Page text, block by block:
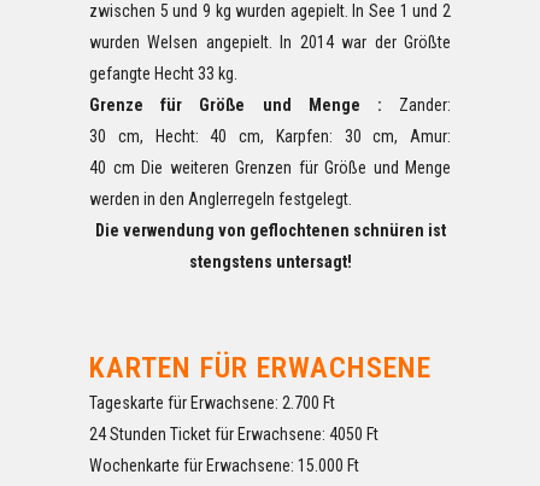
zwischen 5 und 9 kg wurden agepielt. In See 1 und 2
wurden Welsen angepielt. In 2014 war der Größte
gefangte Hecht 33 kg.
Grenze für Größe und Menge : Zander:
30 cm, Hecht: 40 cm, Karpfen: 30 cm, Amur:
40 cm Die weiteren Grenzen für Größe und Menge
werden in den Anglerregeln festgelegt.
Die verwendung von geflochtenen schnüren ist
stengstens untersagt!
KARTEN FÜR ERWACHSENE
Tageskarte für Erwachsene: 2.700 Ft
24 Stunden Ticket für Erwachsene: 4050 Ft
Wochenkarte für Erwachsene: 15.000 Ft